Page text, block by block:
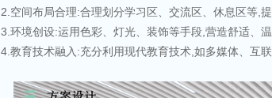
2.空间布局合理:合理划分学习区、交流区、休息区等,提
3.环境创设:运用色彩、灯光、装饰等手段,营造舒适、温
4.教育技术融入:充分利用现代教育技术,如多媒体、互联